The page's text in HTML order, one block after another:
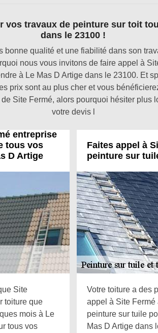
vos travaux de peinture sur toit
dans le 23100 !
bonne qualité et une fiabilité dans son
nous vous invitons de faire appel à
à Le Mas D Artige dans le 23100. Et
prix sont au plus cher et vous
Site Fermé, alors pourquoi hésiter plus
votre devis l
entreprise
tous vos
D Artige
Site
toiture que
mois à Le
tous vos
Faites appel à
peinture sur
Votre toiture a des
appel à Site Fermé
peinture sur tuile
Mas D Artige dans